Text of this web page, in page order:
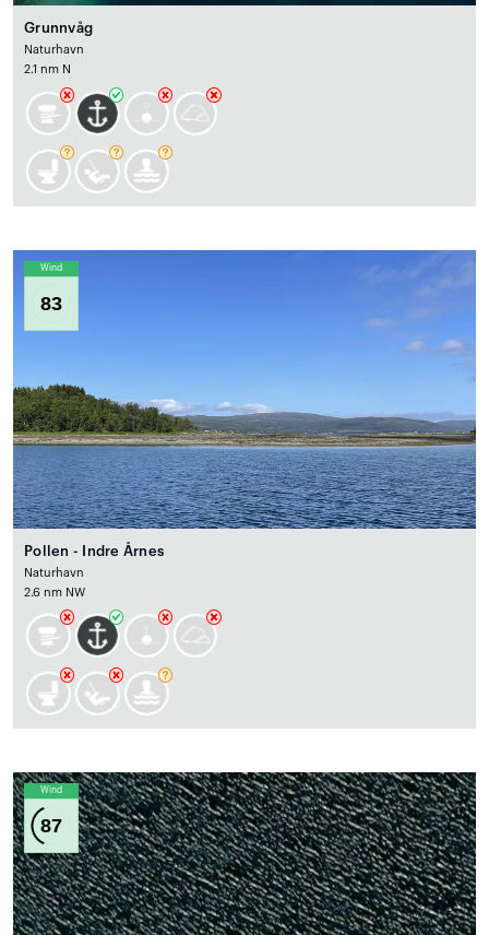
Grunnvåg
Naturhavn
2.1 nm N
Wind
83
Pollen - Indre Årnes
Naturhavn
2.6 nm NW
Wind
87